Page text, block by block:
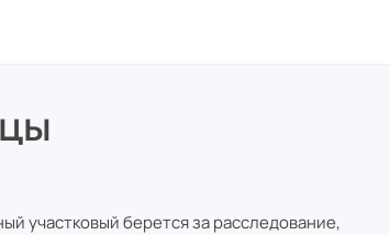
участковый берется за расследование,